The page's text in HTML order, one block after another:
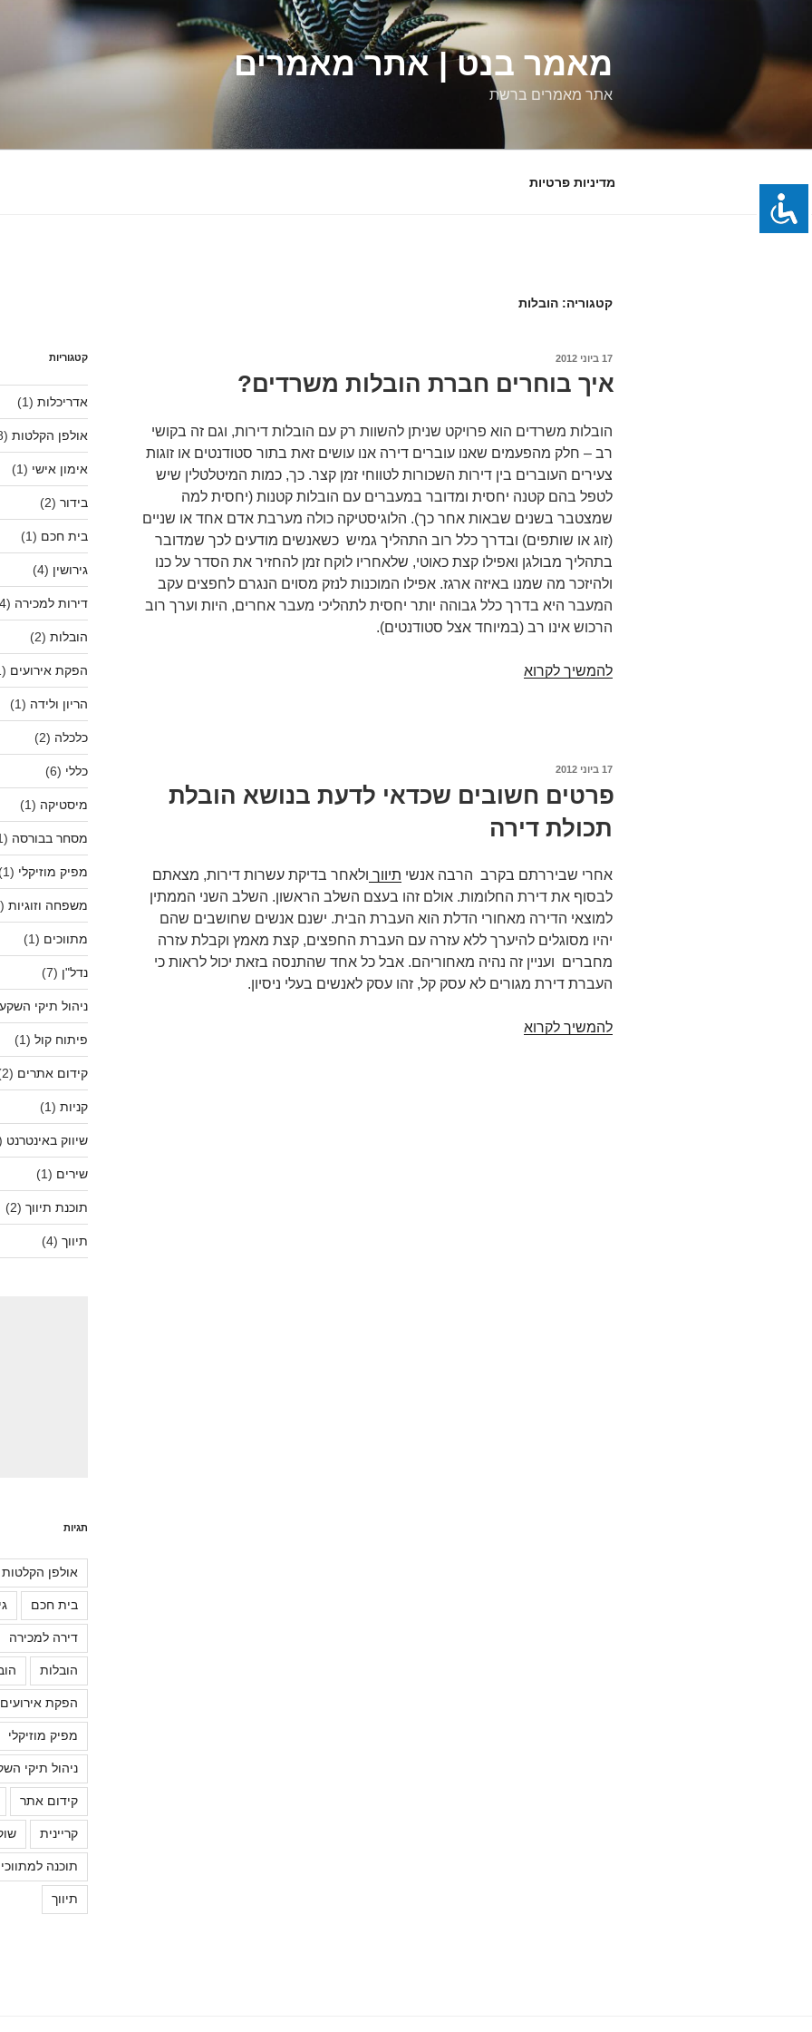
מאמר בנט | אתר מאמרים
אתר מאמרים ברשת
מדיניות פרטיות
קטגוריה: הובלות
פורסם
17 ביוני 2012
איך בוחרים חברת הובלות משרדים?
הובלות משרדים הוא פרויקט שניתן להשוות רק עם הובלות דירות, וגם זה בקושי
רב – חלק מהפעמים שאנו עוברים דירה אנו עושים זאת בתור סטודנטים או זוגות
צעירים העוברים בין דירות השכורות לטווחי זמן קצר. כך, כמות המיטלטלין שיש
לטפל בהם קטנה יחסית ומדובר במעברים עם הובלות קטנות (יחסית למה
שמצטבר בשנים שבאות אחר כך). הלוגיסטיקה כולה מערבת אדם אחד או שניים
(זוג או שותפים) ובדרך כלל רוב התהליך גמיש כשאנשים מודעים לכך שמדובר
בתהליך מבולגן ואפילו קצת כאוטי, שלאחריו לוקח זמן להחזיר את הסדר על כנו
ולהיזכר מה שמנו באיזה ארגז. אפילו המוכנות לנזק מסוים הנגרם לחפצים עקב
המעבר היא בדרך כלל גבוהה יותר יחסית לתהליכי מעבר אחרים, היות וערך רוב
הרכוש אינו רב (במיוחד אצל סטודנטים).
להמשיך לקרוא
פורסם
17 ביוני 2012
פרטים חשובים שכדאי לדעת בנושא הובלת
תכולת דירה
אחרי שביררתם בקרב הרבה אנשי תיווך ולאחר בדיקת עשרות דירות, מצאתם
לבסוף את דירת החלומות. אולם זהו בעצם השלב הראשון. השלב השני הממתין
למוצאי הדירה מאחורי הדלת הוא העברת הבית. ישנם אנשים שחושבים שהם
יהיו מסוגלים להיערך ללא עזרה עם העברת החפצים, קצת מאמץ וקבלת עזרה
מחברים ועניין זה נהיה מאחוריהם. אבל כל אחד שהתנסה בזאת יכול לראות כי
העברת דירת מגורים לא עסק קל, זהו עסק לאנשים בעלי ניסיון.
להמשיך לקרוא
קטגוריות
אדריכלות(1)
אולפן הקלטות(8)
אימון אישי (1)
בידור(2)
בית חכם (1)
גירושין (4)
דירות למכירה (4)
הובלות(2)
הפקת אירועים (1)
הריון ולידה (1)
כלכלה (2)
כללי (6)
מיסטיקה (1)
מסחר בבורסה (1)
מפיק מוזיקלי (1)
משפחה וזוגיות(2)
מתווכים (1)
נדל"ן (7)
ניהול תיקי
פיתוח קול(1)
קידום אתרים (2)
קניות(1)
שיווק באינטרנט
שירים (1)
תוכנת תיווך(2)
תיווך(4)
תגיות
אולפן הקלטות
בית חכם
דירה למכירה
הובלות
הפקת אירועים
מפיק מוזיקלי
ניהול תיקי
קידום אתר
קריינית
תוכנה
תיווך